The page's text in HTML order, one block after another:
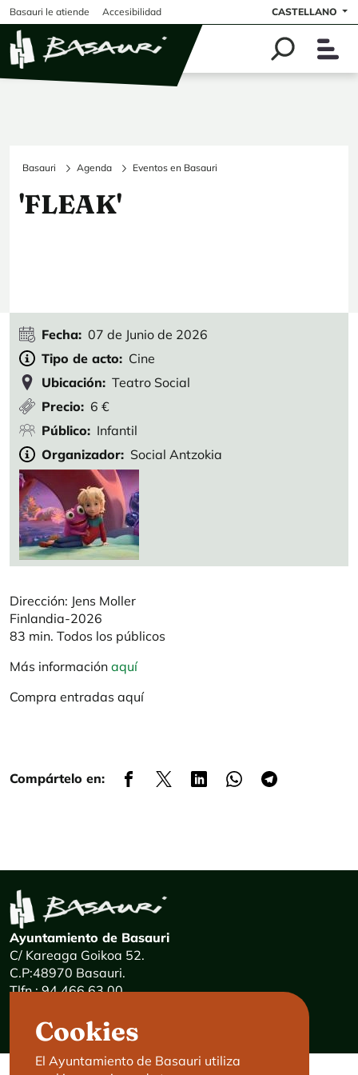
Pasar al contenido principal
Basauri le atiende Accesibilidad CASTELLANO
Basauri Agenda Eventos en Basauri
'FLEAK'
Fecha 07 de Junio de 2026
Tipo de acto
Cine
Ubicación
Teatro Social
Precio
6 €
Público
Infantil
Organizador
Social Antzokia
Dirección: Jens Moller
Finlandia-2026
83 min. Todos los públicos
Más información aquí
Compra entradas aquí
Compártelo en:
Cookies
El Ayuntamiento de Basauri utiliza
Ayuntamiento de Basauri
C/ Kareaga Goikoa 52.
C.P:48970 Basauri.
Tlfn.: 94 466 63 00
E-mail: haz@basauri.eus